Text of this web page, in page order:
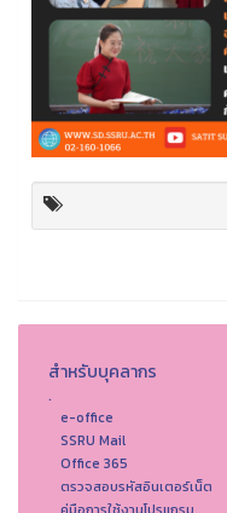
สำหรับบุคลากร
.
e-office
SSRU Mail
Office 365
ตรวจสอบรหัสอินเตอร์เน็ต